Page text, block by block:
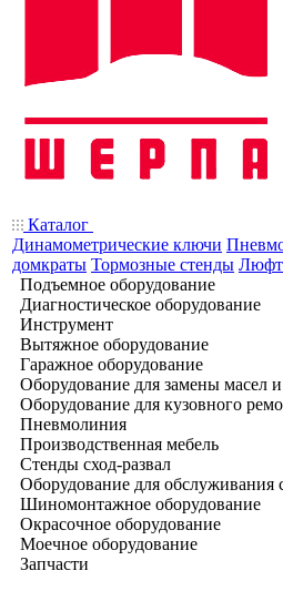
Каталог
Динамометрические ключи
домкраты Тормозные стенды
Подъемное оборудование
Диагностическое оборудование
Инструмент
Вытяжное оборудование
Гаражное оборудование
Оборудование для замены масел
Оборудование для кузовного
Пневмолиния
Производственная мебель
Стенды сход-развал
Оборудование для обслуживания
Шиномонтажное оборудование
Окрасочное оборудование
Моечное оборудование
Запчасти